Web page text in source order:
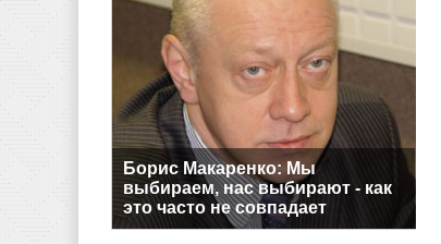
Борис Макаренко: Мы
выбираем, нас выбирают - как
это часто не совпадает